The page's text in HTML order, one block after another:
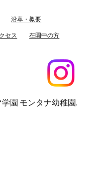
９月生まれ）申込
沿革・概要
セス
在園中の方
園 モンタナ幼稚園.